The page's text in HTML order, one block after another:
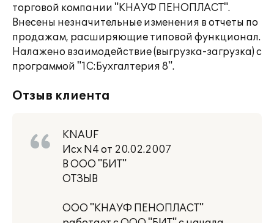
торговой компании "КНАУФ ПЕНОПЛАСТ".
Внесены незначительные изменения в отчеты по
продажам, расширяющие типовой функционал.
Налажено взаимодействие (выгрузка-загрузка) с
программой "1С:Бухгалтерия 8".
Отзыв клиента
KNAUF
Исх N4 от 20.02.2007
В ООО "БИТ"
ОТЗЫВ
ООО "КНАУФ ПЕНОПЛАСТ"